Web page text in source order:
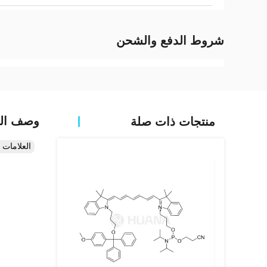
شروط الدفع والشحن
منتجات ذات صلة وصف
العلامات